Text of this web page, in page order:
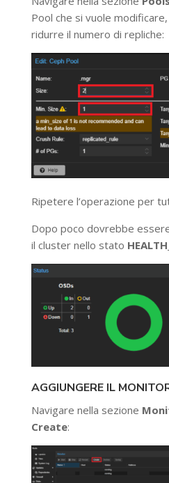
Pool che si vuole
ridurre il numero di repliche:
Ripetere l’operazione per
Dopo poco dovrebbe
il cluster nello stato
AGGIUNGERE IL
Navigare nella sezione
Create: